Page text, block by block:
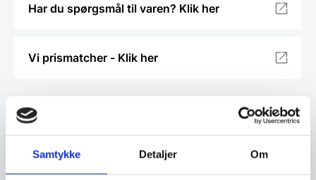
Samtykke Detaljer Om
Har du spørgsmål til varen? Klik her
Vi prismatcher - Klik her
Relaterede varer
SPAR 37%